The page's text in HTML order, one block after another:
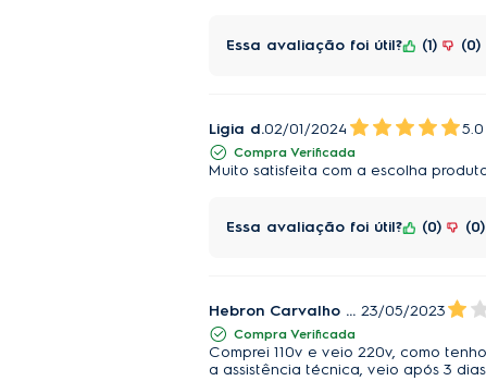
Essa avaliação foi útil? 1 0
Ligia d.02/01/2024 5.0
Compra Verificada
Muito satisfeita com a escolha
Essa avaliação foi útil? 0 0
Hebron Carvalho Busquete 23/05/2023
Compra Verificada
Comprei 110v e veio 220v, como
a assistência técnica, veio após 3